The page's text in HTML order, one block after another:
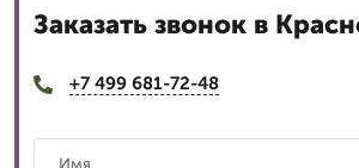
Заказать звонок в
+7 499 681-72-48